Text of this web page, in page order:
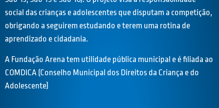
social das crianças e adolescentes que disputam a competição,
obrigando a seguirem estudando e terem uma rotina de
aprendizado e cidadania.
A Fundação Arena tem utilidade pública municipal e é filiada ao
COMDICA (Conselho Municipal dos Direitos da Criança e do
Adolescente)